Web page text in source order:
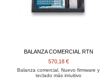
BALANZA COMERCIAL RTN
570,18 €
Balanza comercial. Nuevo firmware y
teclado más intuitivo